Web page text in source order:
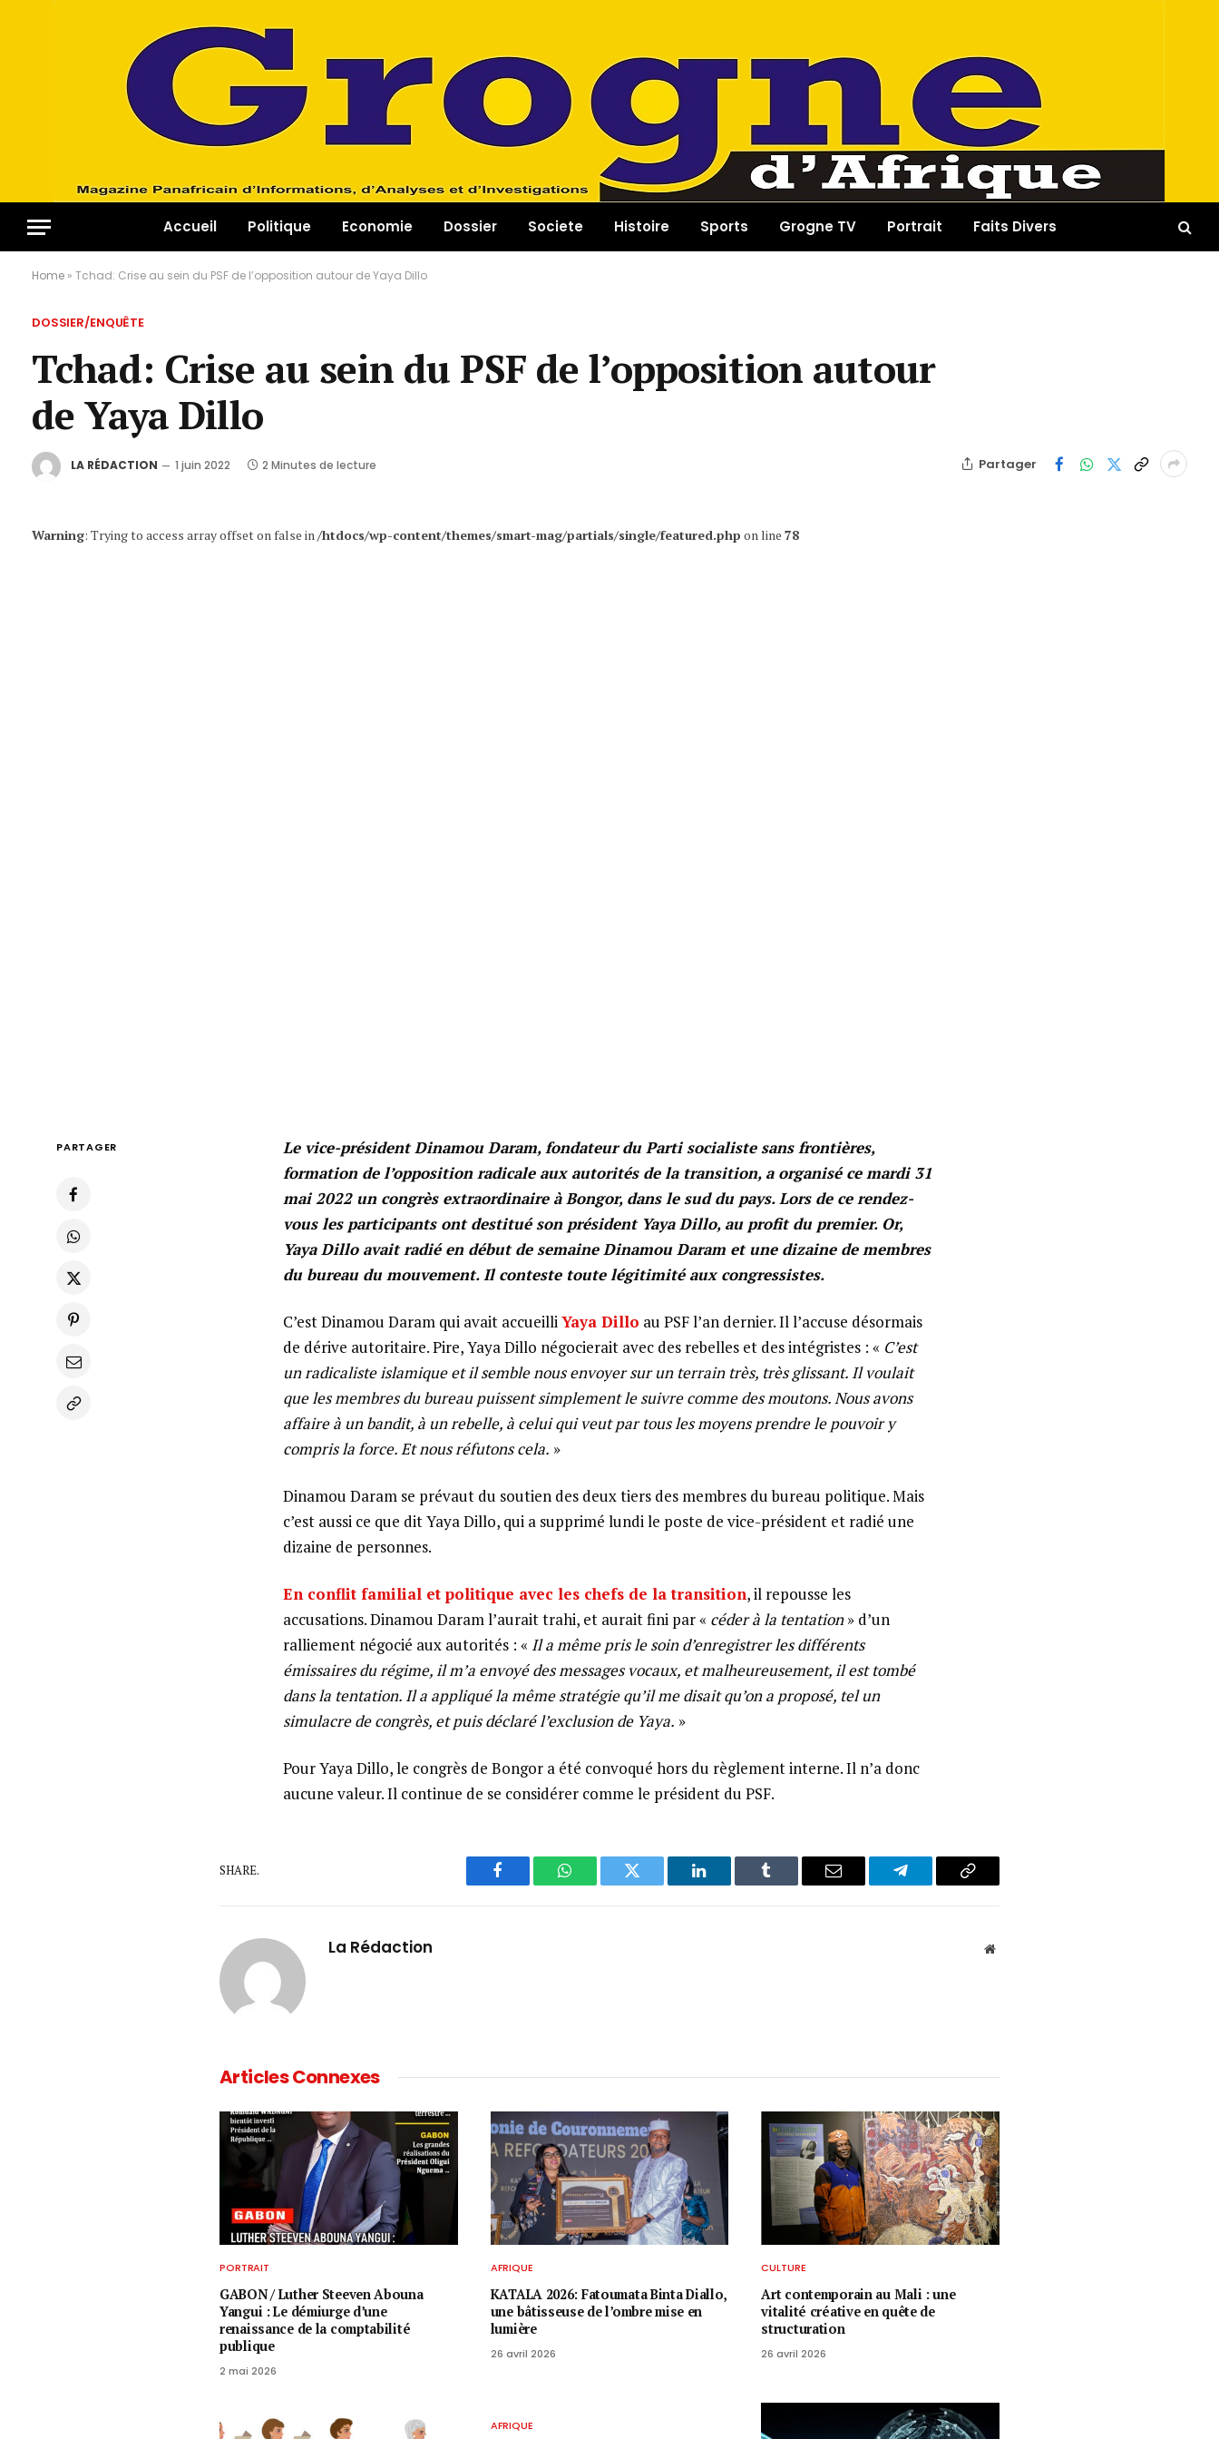
Accueil Politique Economie Dossier Societe Histoire Sports Grogne TV Portrait Faits Divers
Home » Tchad: Crise au sein du PSF de l’opposition autour de Yaya Dillo
DOSSIER/ENQUÊTE
Tchad: Crise au sein du PSF de l’opposition autour
de Yaya Dillo
LA RÉDACTION 1 juin 2022 2 Minutes de lecture Partager
Warning: Trying to access array offset on false in/htdocs/wp-content/themes/smart-mag/partials/single/featured.php on line 78
PARTAGER
Le vice-président Dinamou Daram, fondateur du Parti socialiste sans frontières,
formation de l’opposition radicale aux autorités de la transition, a organisé ce mardi 31
mai 2022 un congrès extraordinaire à Bongor, dans le sud du pays. Lors de ce rendez-
vous les participants ont destitué son président Yaya Dillo, au profit du premier. Or,
Yaya Dillo avait radié en début de semaine Dinamou Daram et une dizaine de membres
du bureau du mouvement. Il conteste toute légitimité aux congressistes.
C’est Dinamou Daram qui avait accueilliYaya Dillo au PSF l’an dernier. Il l’accuse désormais
de dérive autoritaire. Pire, Yaya Dillo négocierait avec des rebelles et des intégristes : « C’est
un radicaliste islamique et il semble nous envoyer sur un terrain très, très glissant. Il voulait
que les membres du bureau puissent simplement le suivre comme des moutons. Nous avons
affaire à un bandit, à un rebelle, à celui qui veut par tous les moyens prendre le pouvoir y
compris la force. Et nous réfutons cela. »
Dinamou Daram se prévaut du soutien des deux tiers des membres du bureau politique. Mais
c’est aussi ce que dit Yaya Dillo, qui a supprimé lundi le poste de vice-président et radié une
dizaine de personnes.
En conflit familial et politique avec les chefs de la transition, il repousse les
accusations. Dinamou Daram l’aurait trahi, et aurait fini par « céder à la tentation» d’un
ralliement négocié aux autorités : « Il a même pris le soin d’enregistrer les différents
émissaires du régime, il m’a envoyé des messages vocaux, et malheureusement, il est tombé
dans la tentation. Il a appliqué la même stratégie qu’il me disait qu’on a proposé, tel un
simulacre de congrès, et puis déclaré l’exclusion de Yaya. »
Pour Yaya Dillo, le congrès de Bongor a été convoqué hors du règlement interne. Il n’a donc
aucune valeur. Il continue de se considérer comme le président du PSF.
SHARE.
Facebook WhatsAppTwitter LinkedIn Tumblr Email Telegram Copy
La Rédaction Website
Articles Connexes
PORTRAIT
GABON / ​Luther Steeven Abouna
Yangui : Le démiurge d’une
renaissance de la comptabilité
publique
2 mai 2026
AFRIQUE
KATALA 2026: Fatoumata Binta Diallo,
une bâtisseuse de l’ombre mise en
lumière
26 avril 2026
CULTURE
Art contemporain au Mali : une
vitalité créative en quête de
structuration
26 avril 2026
AFRIQUE